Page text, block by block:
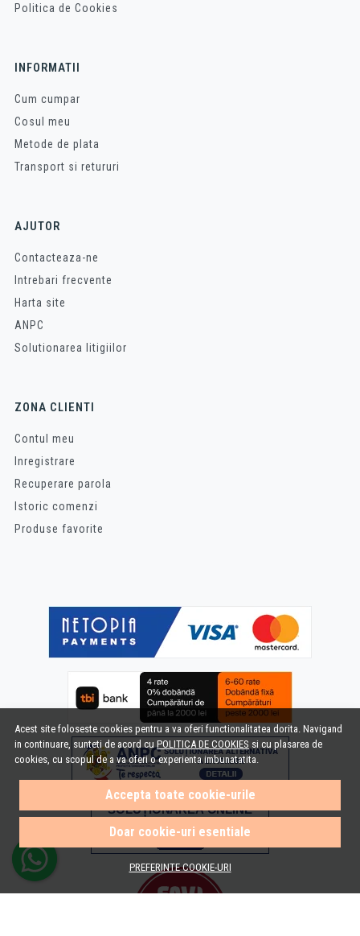
Acest site foloseste cookies pentru a va oferi functionalitatea dorita. Navigand
in continuare, sunteti de acord cuPOLITICA DE COOKIES si cu plasarea de
cookies, cu scopul de a va oferi o experienta imbunatatita.
Accepta toate cookie-urile
Doar cookie-uri esentiale
PREFERINTE COOKIE-URI
Politica de Cookies
INFORMATII
Cum cumpar
Cosul meu
Metode de plata
Transport si retururi
AJUTOR
Contacteaza-ne
Intrebari frecvente
Harta site
ANPC
Solutionarea litigiilor
ZONA CLIENTI
Contul meu
Inregistrare
Recuperare parola
Istoric comenzi
Produse favorite